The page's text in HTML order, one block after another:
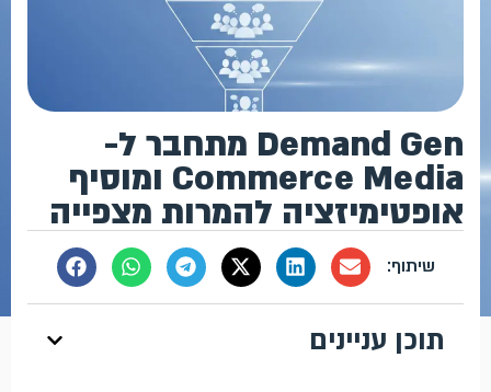
Demand Gen מתחבר ל-
Commerce Media ומוסיף
אופטימיזציה להמרות מצפייה
תוכן עניינים